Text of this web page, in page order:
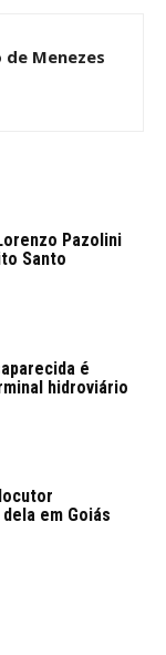
Menezes
Pazolini
Santo
é
hidroviário
em Goiás